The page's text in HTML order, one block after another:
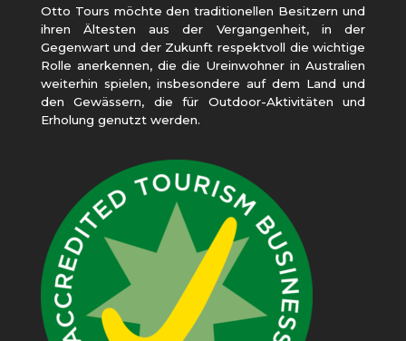
Otto Tours möchte den traditionellen Besitzern und
ihren Ältesten aus der Vergangenheit, in der
Gegenwart und der Zukunft respektvoll die wichtige
Rolle anerkennen, die die Ureinwohner in Australien
weiterhin spielen, insbesondere auf dem Land und
den Gewässern, die für Outdoor-Aktivitäten und
Erholung genutzt werden.